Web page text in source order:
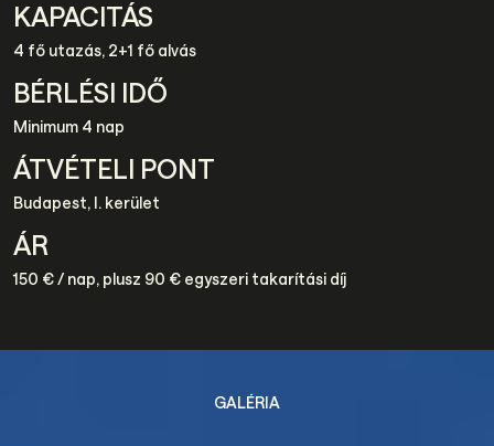
KAPACITÁS
4 fő utazás, 2+1 fő alvás
BÉRLÉSI IDŐ
Minimum 4 nap
ÁTVÉTELI PONT
Budapest, I. kerület
ÁR
150 € / nap, plusz 90 € egyszeri takarítási díj
GALÉRIA